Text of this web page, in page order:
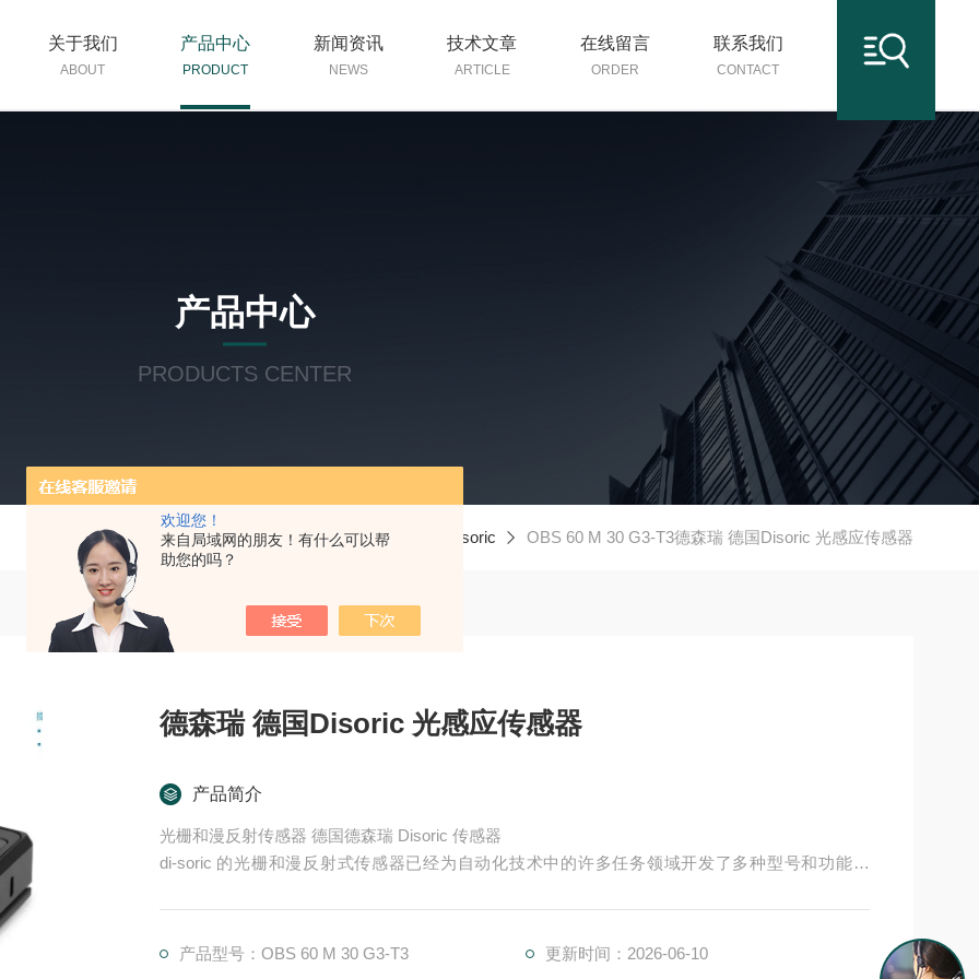
欢迎您！
来自局域网的朋友！有什么可以帮
助您的吗？
关于我们
ABOUT
产品中心
PRODUCT
新闻资讯
NEWS
技术文章
ARTICLE
在线留言
ORDER
联系我们
CONTACT
产品中心
PRODUCTS CENTER
当前位置：首页 产品中心 德国Disoric OBS 60 M 30 G3-T3德森瑞 德国Disoric 光感应传感器
德森瑞 德国Disoric 光感应传感器
产品简介
光栅和漫反射传感器 德国德森瑞 Disoric 传感器
di-soric 的光栅和漫反射式传感器已经为自动化技术中的许多任务领域开发了多种型号和功能原
c 光感应传感器
产品型号：OBS 60 M 30 G3-T3 更新时间：2026-06-10